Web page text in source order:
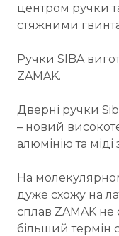
центром ручки
стяжними
Ручки SIBA
ZAMAK.
Дверні ручки
– новий
алюмінію та
На
дуже схожу на
сплав ZAMAK не
більший термін